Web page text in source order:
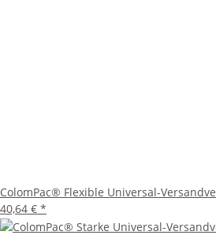
ColomPac® Flexible Universal-
40,64 € *